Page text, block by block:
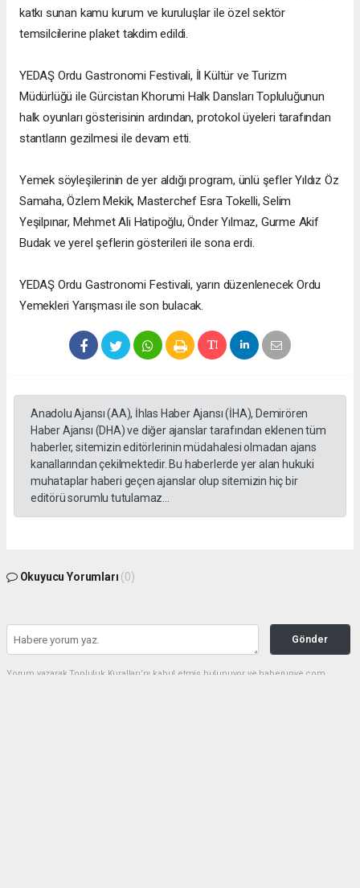
katkı sunan kamu kurum ve kuruluşlar ile özel sektör
temsilcilerine plaket takdim edildi.
YEDAŞ Ordu Gastronomi Festivali, İl Kültür ve Turizm
Müdürlüğü ile Gürcistan Khorumi Halk Dansları Topluluğunun
halk oyunları gösterisinin ardından, protokol üyeleri tarafından
stantların gezilmesi ile devam etti.
Yemek söyleşilerinin de yer aldığı program, ünlü şefler Yıldız Öz
Samaha, Özlem Mekik, Masterchef Esra Tokelli, Selim
Yeşilpınar, Mehmet Ali Hatipoğlu, Önder Yılmaz, Gurme Akif
Budak ve yerel şeflerin gösterileri ile sona erdi.
YEDAŞ Ordu Gastronomi Festivali, yarın düzenlenecek Ordu
Yemekleri Yarışması ile son bulacak.
Anadolu Ajansı (AA), İhlas Haber Ajansı (İHA), Demirören
Haber Ajansı (DHA) ve diğer ajanslar tarafından eklenen tüm
haberler, sitemizin editörlerinin müdahalesi olmadan ajans
kanallarından çekilmektedir. Bu haberlerde yer alan hukuki
muhataplar haberi geçen ajanslar olup sitemizin hiç bir
editörü sorumlu tutulamaz...
Okuyucu Yorumları (0)
Gönder
Yorum yazarak Topluluk Kuralları’nı kabul etmiş bulunuyor ve haberunye.com